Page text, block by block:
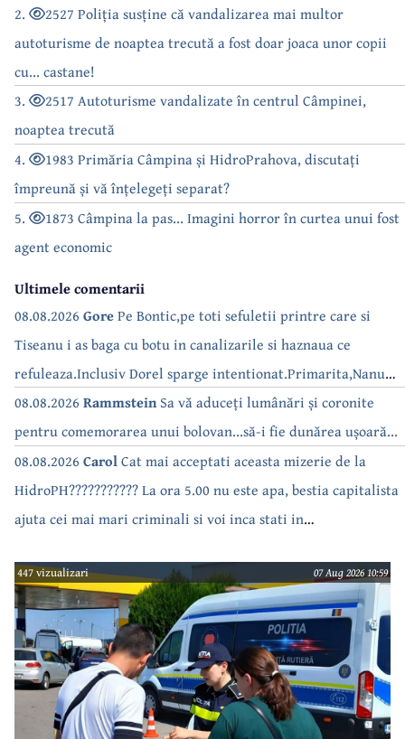
2.
2527 Poliția susține că vandalizarea mai multor
autoturisme de noaptea trecută a fost doar joaca unor copii
cu... castane!
3.
2517 Autoturisme vandalizate în centrul Câmpinei,
noaptea trecută
4.
1983 Primăria Câmpina și HidroPrahova, discutați
împreună și vă înțelegeți separat?
5.
1873 Câmpina la pas... Imagini horror în curtea unui fost
agent economic
Ultimele comentarii
08.08.2026 GorePe Bontic,pe toti sefuletii printre care si
Tiseanu i as baga cu botu in canalizarile si haznaua ce
refuleaza.Inclusiv Dorel sparge intentionat.Primarita,Nanu
bea apa de la robinet.Asta as intreba o si pe Izabel Mitrea
08.08.2026 RammsteinSa vă aduceți lumânări și coronite
pentru comemorarea unui bolovan...să-i fie dunărea ușoară...
08.08.2026 CarolCat mai acceptati aceasta mizerie de la
HidroPH??????????? La ora 5.00 nu este apa, bestia capitalista
ajuta cei mai mari criminali si voi inca stati in
447 vizualizari 07 Aug 2026 10:59